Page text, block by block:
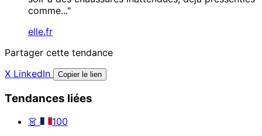
comme..."
elle.fr
Partager cette tendance
X LinkedIn Copier le lien
Tendances liées
👗
100